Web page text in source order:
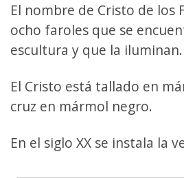
El nombre de Cristo de los
ocho faroles que se
escultura y que la iluminan.
El Cristo está tallado en
cruz en mármol negro.
En el siglo XX se instala la